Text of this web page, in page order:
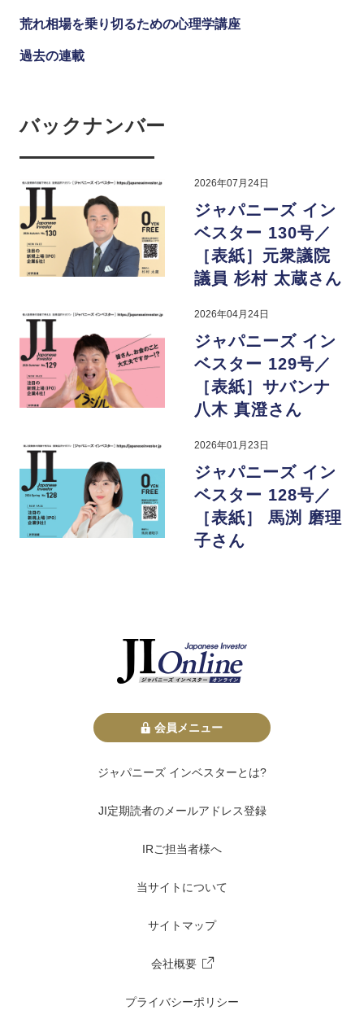
荒れ相場を乗り切るための心理学講座
過去の連載
バックナンバー
2026年07月24日
ジャパニーズ イン
ベスター 130号／
［表紙］元衆議院
議員 杉村 太蔵さん
2026年04月24日
ジャパニーズ イン
ベスター 129号／
［表紙］サバンナ
八木 真澄さん
2026年01月23日
ジャパニーズ イン
ベスター 128号／
［表紙］ 馬渕 磨理
子さん
会員メニュー
ジャパニーズ インベスターとは?
JI定期読者のメールアドレス登録
IRご担当者様へ
当サイトについて
サイトマップ
会社概要
プライバシーポリシー